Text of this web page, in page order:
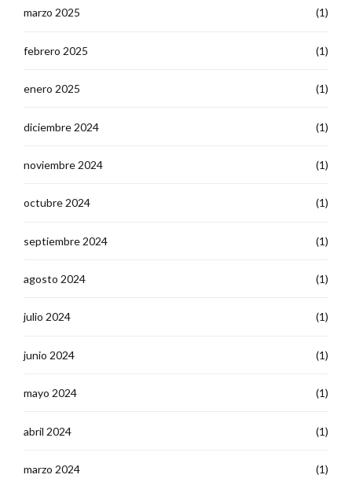
marzo 2025 (1)
febrero 2025 (1)
enero 2025 (1)
diciembre 2024 (1)
noviembre 2024 (1)
octubre 2024 (1)
septiembre 2024 (1)
agosto 2024 (1)
julio 2024 (1)
junio 2024 (1)
mayo 2024 (1)
abril 2024 (1)
marzo 2024 (1)